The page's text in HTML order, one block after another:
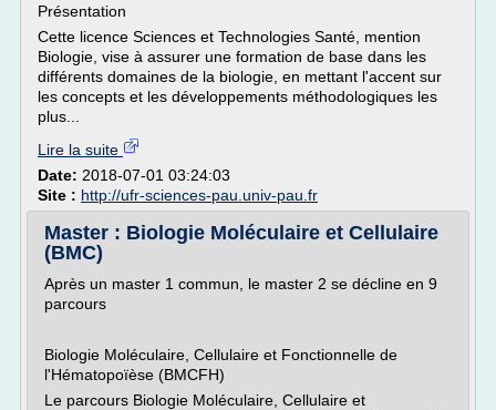
Présentation
Cette licence Sciences et Technologies Santé, mention
Biologie, vise à assurer une formation de base dans les
différents domaines de la biologie, en mettant l'accent sur
les concepts et les développements méthodologiques les
plus...
Lire la suite
Date: 2018-07-01 03:24:03
Site : http://ufr-sciences-pau.univ-pau.fr
Master : Biologie Moléculaire et Cellulaire
(BMC)
Après un master 1 commun, le master 2 se décline en 9
parcours
Biologie Moléculaire, Cellulaire et Fonctionnelle de
l'Hématopoïèse (BMCFH)
Le parcours Biologie Moléculaire, Cellulaire et